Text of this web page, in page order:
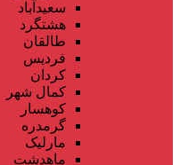
سعیدآباد
هشتگرد
طالقان
فردیس
کردان
کمال شهر
کوهسار
گرمدره
مارلیک
ماهدشت